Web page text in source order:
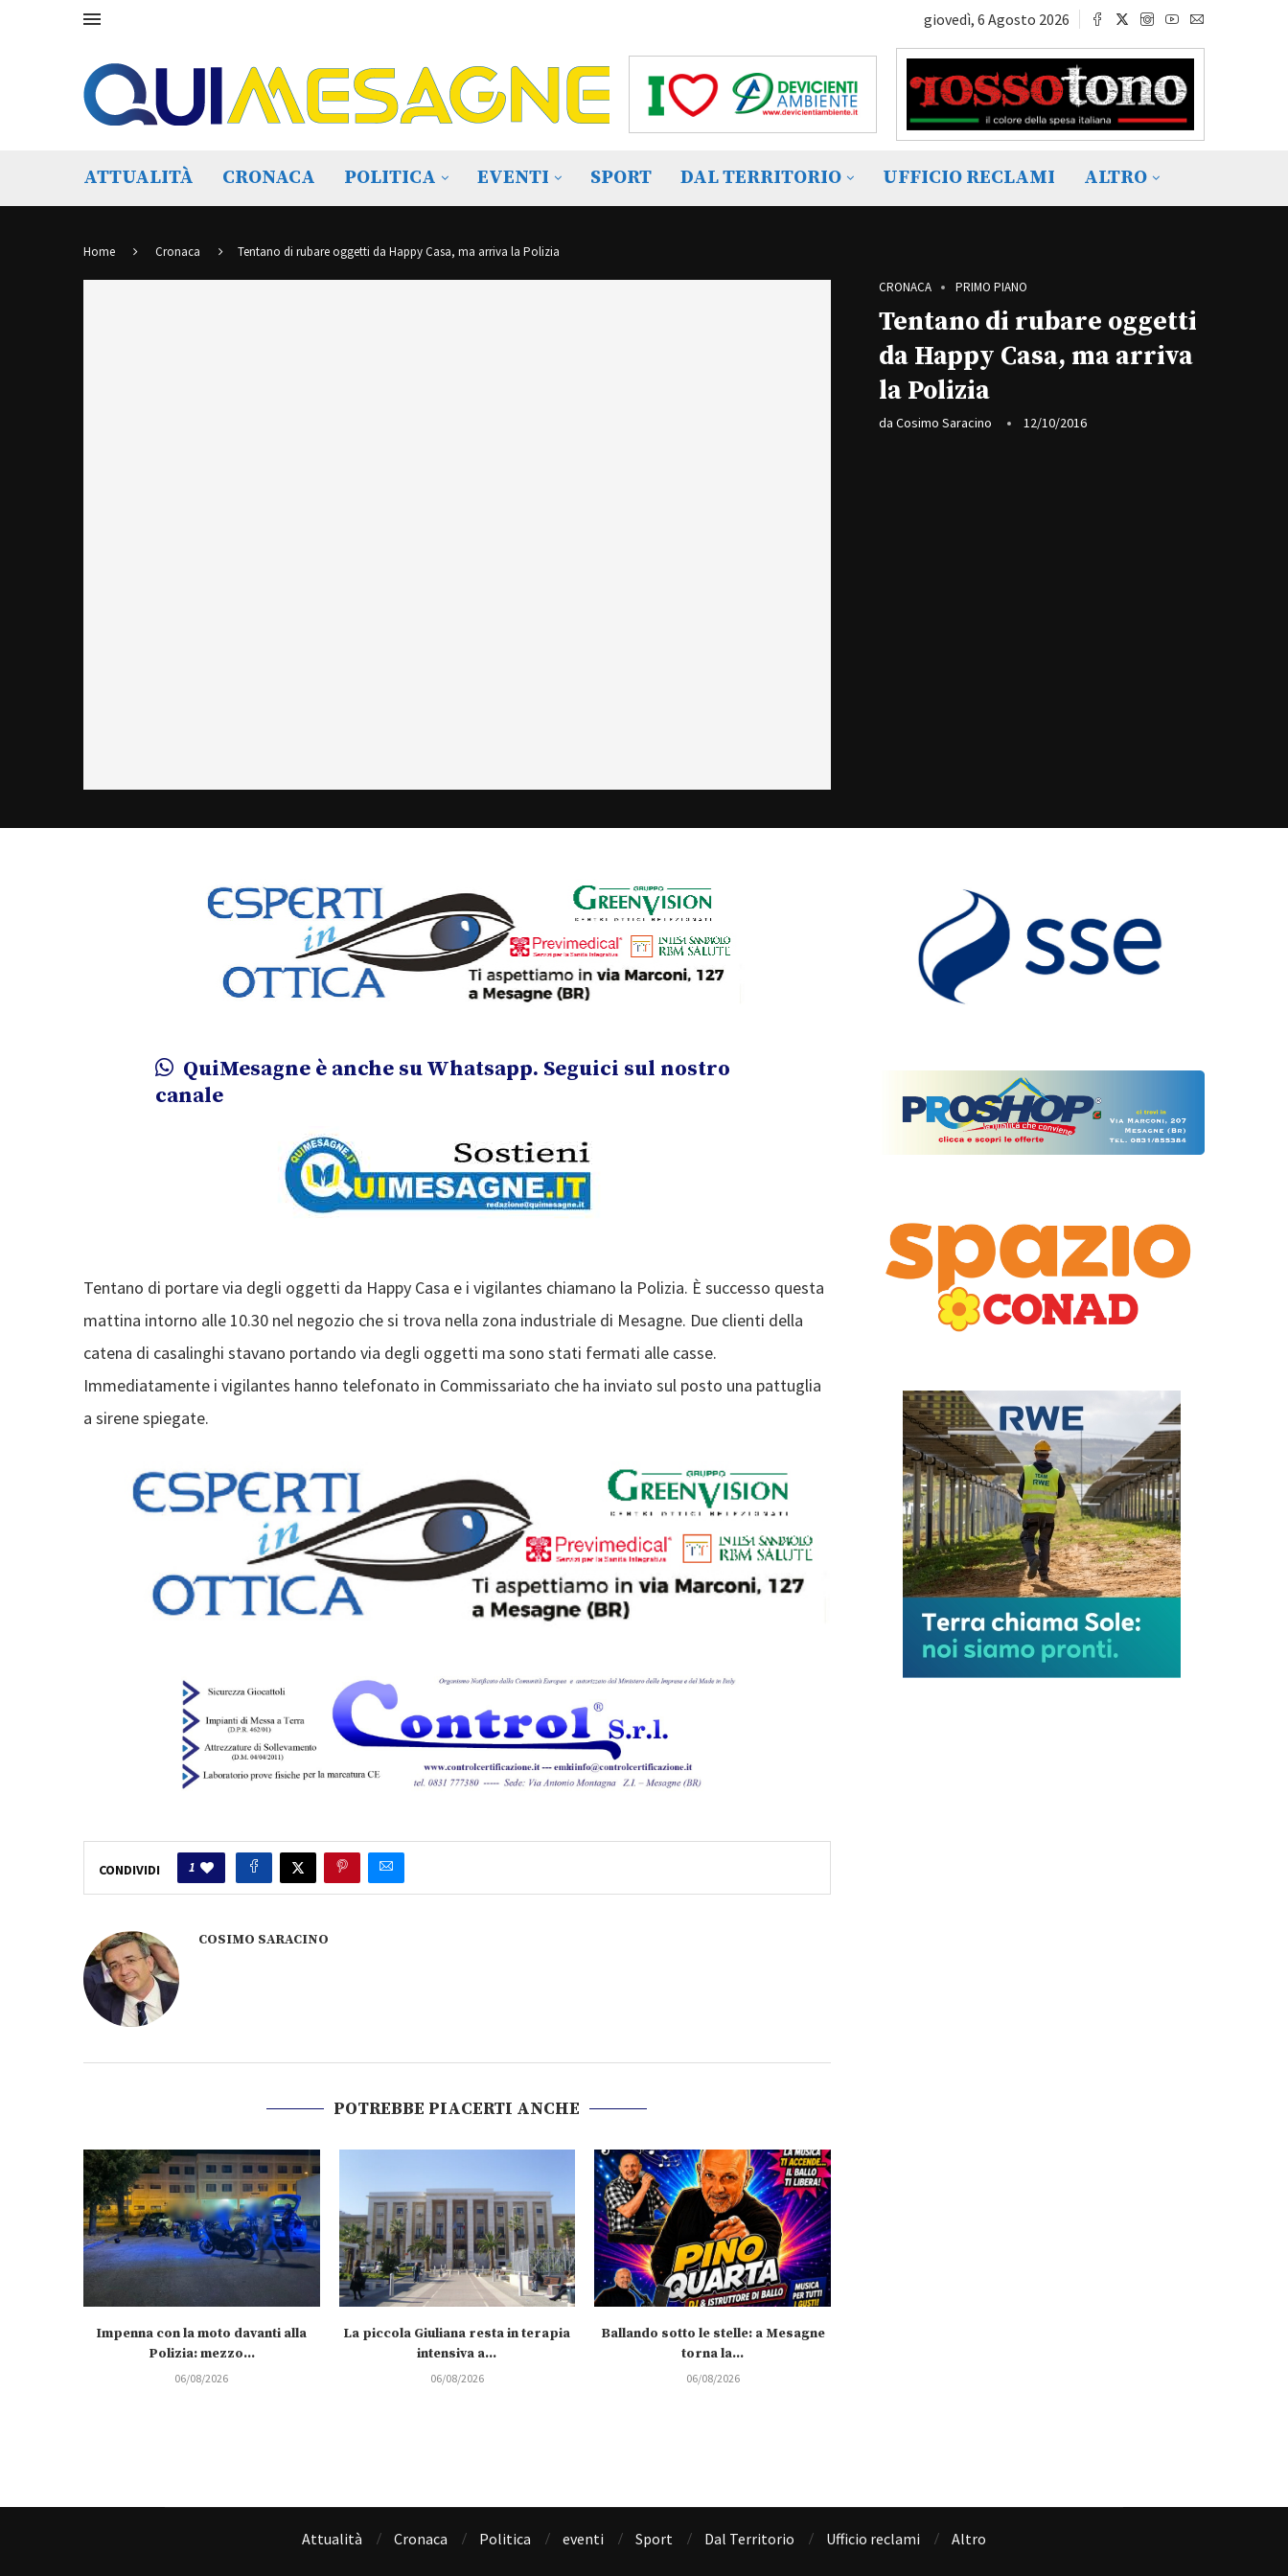
giovedì, 6 Agosto 2026
ATTUALITÀ CRONACA POLITICA EVENTI SPORT DAL TERRITORIO UFFICIO RECLAMI ALTRO
Home Cronaca Tentano di rubare oggetti da Happy Casa, ma arriva la Polizia
CRONACA PRIMO PIANO
Tentano di rubare oggetti
da Happy Casa, ma arriva
la Polizia
da Cosimo Saracino 12/10/2016
QuiMesagne è anche su Whatsapp. Seguici sul nostro
canale
Tentano di portare via degli oggetti da Happy Casa e i vigilantes chiamano la Polizia. È successo questa
mattina intorno alle 10.30 nel negozio che si trova nella zona industriale di Mesagne. Due clienti della
catena di casalinghi stavano portando via degli oggetti ma sono stati fermati alle casse.
Immediatamente i vigilantes hanno telefonato in Commissariato che ha inviato sul posto una pattuglia
a sirene spiegate.
CONDIVIDI 1
COSIMO SARACINO
POTREBBE PIACERTI ANCHE
Impenna con la moto davanti alla
Polizia: mezzo...
06/08/2026
La piccola Giuliana resta in terapia
intensiva a...
06/08/2026
Ballando sotto le stelle: a Mesagne
torna la...
06/08/2026
Attualità Cronaca Politica eventi Sport Dal Territorio Ufficio reclami Altro